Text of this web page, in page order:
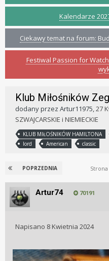
Kalendarze
Ciekawy temat na forum:
Festiwal Passion for
Klub Miłośników
dodany przez Artur11975,27
SZWAJCARSKIE i NIEMIECKIE
KLUB MIŁOŚNIKÓW HAMILTONA
lord
American classic
POPRZEDNIA Strona
Artur74 70191
Napisano 8 Kwietnia 2024